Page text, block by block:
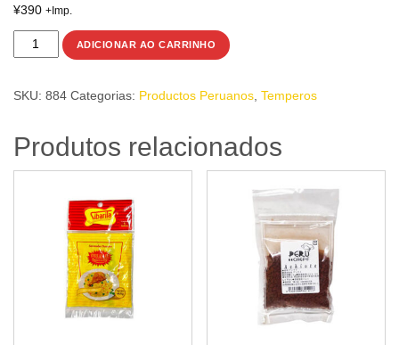
¥390 +Imp.
TUCO
TALLARINI
SIBARITA
55.8g
ADICIONAR AO CARRINHO
SKU: 884 Categorias: Productos Peruanos Temperos
Produtos relacionados